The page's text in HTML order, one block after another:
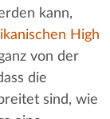
kann,
High
von der
die
sind, wie